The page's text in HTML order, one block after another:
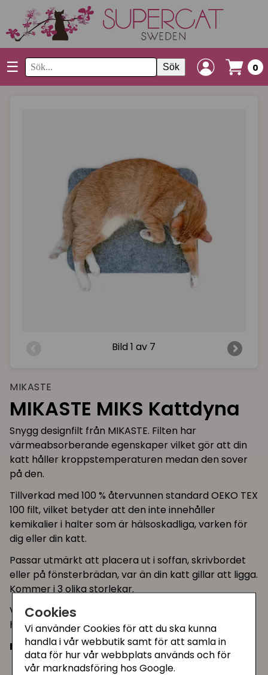
Cookies
Vi använder Cookies för att du ska kunna
handla i vår webbutik samt för att samla in
data för hur vår webbplats används och för
vår marknadsföring hos Google.
☰ Sök 0
Bild1 av 7
MIKASTE
MIKASTE MIKS Kattdyna
Snygg designfilt från MIKASTE. Filten har
värmeabsorberande egenskaper vilket gör att din
katt håller kroppstemperaturen medan den sover
på den.
Tillverkad med 100 % återvunnen standard OEKO TEX
100 filt, vilket betyder att den inte innehåller
kemikalier i halter som är hälsoskadliga, varken för
dig eller din katt.
Passar utmärkt att placera ut i soffan, skrivbordet
eller på fönsterbrädan, var än din katt gillar att ligga.
Kommer i 3 olika storlekar.
Varje dyna kommer med halkskyddsfötter för att
hålla den på plats.
Mått
37 x 46 cm (se bild)